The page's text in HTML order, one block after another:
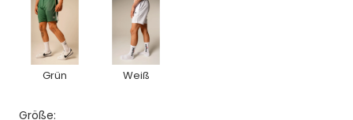
Grün Weiß
Größe: